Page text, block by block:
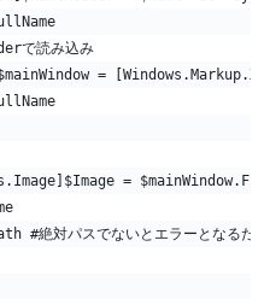
で読み込み
=
=
#絶対パスでないとエラーとなるため